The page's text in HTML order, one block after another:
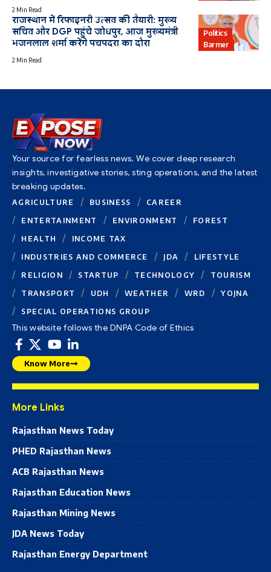
2 Min Read
Politics
Barmer
राजस्थान में रिफाइनरी उत्सव की तैयारी: मुख्य
सचिव और DGP पहुंचे जोधपुर, आज मुख्यमंत्री
भजनलाल शर्मा करेंगे पचपदरा का दौरा
2 Min Read
Your source for fearless news. We cover deep research
insights, investigative stories, sting operations, and the latest
breaking updates.
AGRICULTURE BUSINESS
CAREER
ENTERTAINMENT
ENVIRONMENT
FOREST
HEALTH
INCOME TAX
INDUSTRIES AND COMMERCE
JDA
LIFESTYLE
RELIGION
STARTUP TECHNOLOGY
TOURISM
TRANSPORT
UDH WEATHER WRD
YOJNA
SPECIAL OPERATIONS GROUP
This website follows the DNPA Code of Ethics
Know More
More Links
Rajasthan News Today
PHED Rajasthan News
ACB Rajasthan News
Rajasthan Education News
Rajasthan Mining News
JDA News Today
Rajasthan Energy Department